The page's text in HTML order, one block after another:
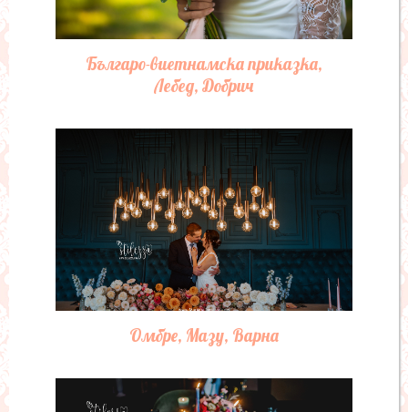
Прелест, Астор Гардън, Св. св.
Константин и Елена
Септември е лято, Black Sea Rama
Golf & Villas, край Балчик